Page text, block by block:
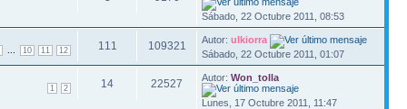
Sábado, 22 Octubre 2011, 08:53
10 11 12 111 109321 Autor:ulkiorra
Sábado, 22 Octubre 2011, 01:07
1 2 14 22527 Autor:Won_tolla
Lunes, 17 Octubre 2011, 11:47